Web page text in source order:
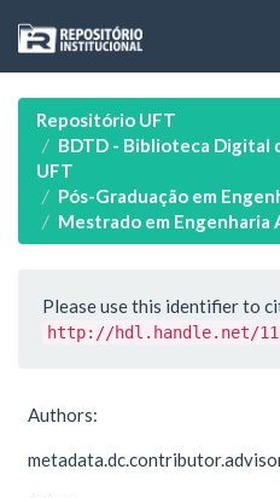
navigation
Repositório UFT
BDTD - Biblioteca Digital
UFT
Pós-Graduação em
Mestrado em Engenharia
Please use this identifier to
http://hdl.handle.net/
Authors: